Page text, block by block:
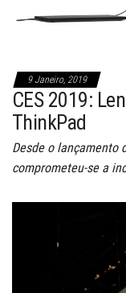
9 Janeiro, 2019
CES 2019:
ThinkPad
Desde o lançamento
comprometeu-se a